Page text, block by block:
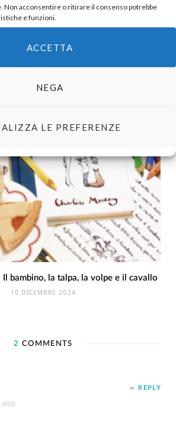
Non acconsentire o ritirare il consenso potrebbe
e funzioni.
ACCETTA
NEGA
LE PREFERENZE
Pietro | Festa con casuario
7 APRILE 2025
bambino, la talpa, la volpe e il cavallo
10 DICEMBRE 2024
2 COMMENTS
REPLY